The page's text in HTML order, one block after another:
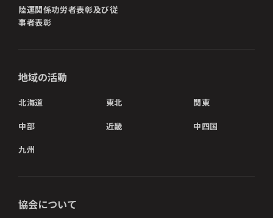
陸運関係功労者表彰及び従
事者表彰
地域の活動
北海道 東北 関東
中部 近畿 中四国
九州
協会について